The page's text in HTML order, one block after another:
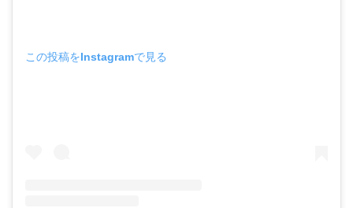
この投稿をInstagramで見る